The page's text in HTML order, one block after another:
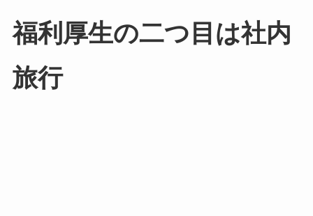
福利厚生の二つ目は社内
旅行